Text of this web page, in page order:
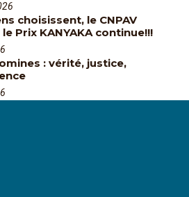
choisissent, le CNPAV
Prix KANYAKA continue!!!
: vérité, justice,